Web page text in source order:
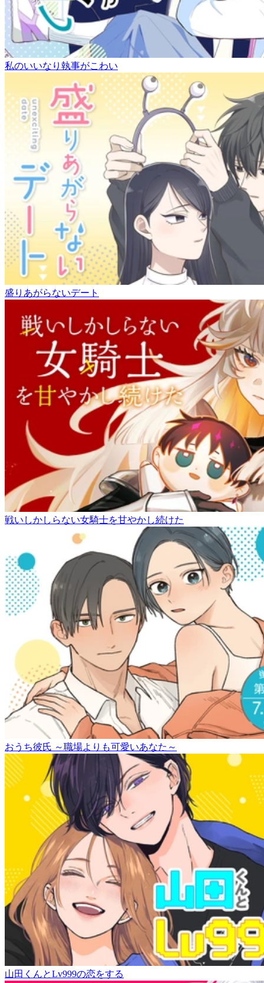
私のいいなり執事がこわい
盛りあがらないデート
戦いしかしらない女騎士を甘やかし続けた
おうち彼氏 ～職場よりも可愛いあなた～
山田くんとLv999の恋をする